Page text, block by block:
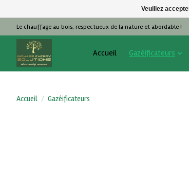
Le chauffage au bois, respectueux de la nature et abordable !
Accueil Gazéificateurs
Accueil / Gazéificateurs
Veuillez